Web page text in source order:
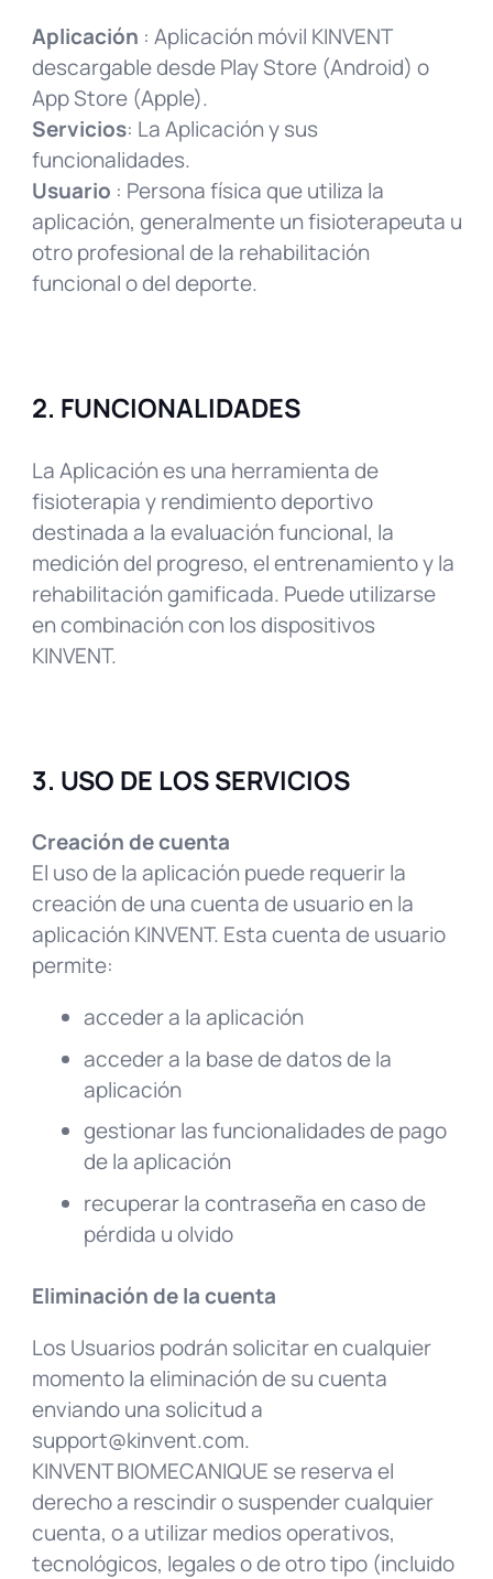
Aplicación : Aplicación móvil KINVENT
descargable desde Play Store (Android) o
App Store (Apple).
Servicios: La Aplicación y sus
funcionalidades.
Usuario : Persona física que utiliza la
aplicación, generalmente un fisioterapeuta u
otro profesional de la rehabilitación
funcional o del deporte.
2. FUNCIONALIDADES
La Aplicación es una herramienta de
fisioterapia y rendimiento deportivo
destinada a la evaluación funcional, la
medición del progreso, el entrenamiento y la
rehabilitación gamificada. Puede utilizarse
en combinación con los dispositivos
KINVENT.
3. USO DE LOS SERVICIOS
Creación de cuenta
El uso de la aplicación puede requerir la
creación de una cuenta de usuario en la
aplicación KINVENT. Esta cuenta de usuario
permite:
acceder a la aplicación
acceder a la base de datos de la
aplicación
gestionar las funcionalidades de pago
de la aplicación
recuperar la contraseña en caso de
pérdida u olvido
Eliminación de la cuenta
Los Usuarios podrán solicitar en cualquier
momento la eliminación de su cuenta
enviando una solicitud a
support@kinvent.com.
KINVENT BIOMECANIQUE se reserva el
derecho a rescindir o suspender cualquier
cuenta, o a utilizar medios operativos,
tecnológicos, legales o de otro tipo (incluido